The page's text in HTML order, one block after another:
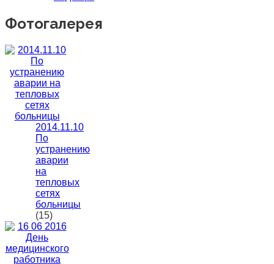
Фотогалерея
2014.11.10
По
устранению
аварии
на
тепловых
сетях
больницы
(15)